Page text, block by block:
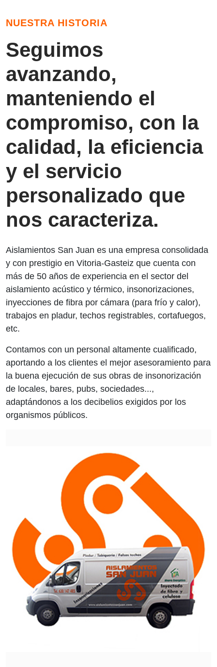
NUESTRA HISTORIA
Seguimos
avanzando,
manteniendo el
compromiso, con la
calidad, la eficiencia
y el servicio
personalizado que
nos caracteriza.
Aislamientos San Juan es una empresa consolidada
y con prestigio en Vitoria-Gasteiz que cuenta con
más de 50 años de experiencia en el sector del
aislamiento acústico y térmico, insonorizaciones,
inyecciones de fibra por cámara (para frío y calor),
trabajos en pladur, techos registrables, cortafuegos,
etc.
Contamos con un personal altamente cualificado,
aportando a los clientes el mejor asesoramiento para
la buena ejecución de sus obras de insonorización
de locales, bares, pubs, sociedades...,
adaptándonos a los decibelios exigidos por los
organismos públicos.